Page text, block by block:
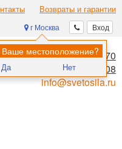
Возвраты и гарантии
Вход
г Москва
Ваше местоположение?
Да Нет
8 (495) 970-00-70
8 (800) 700-11-08
info@svetosila.ru